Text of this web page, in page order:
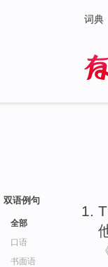
词典
双语例句
全部
口语
书面语